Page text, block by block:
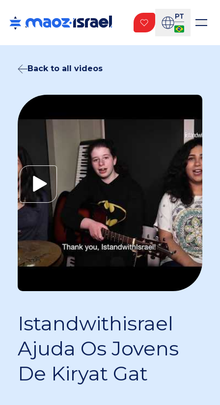
PT
Back to all videos
Istandwithisrael
Ajuda Os Jovens
De Kiryat Gat